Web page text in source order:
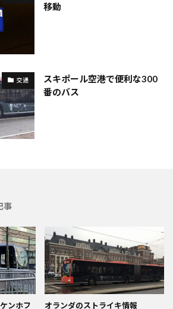
移動
交通
スキポール空港で便利な300
番のバス
事
ンホフ
オランダのストライキ情報